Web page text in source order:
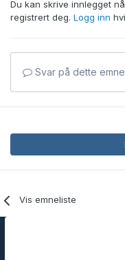
Du kan skrive innlegget
registrert deg. Logg inn
Svar på dette
Vis emneliste